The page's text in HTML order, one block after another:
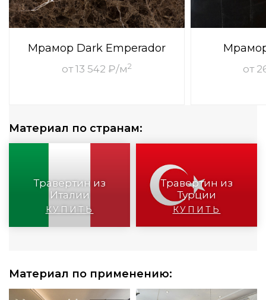
Мрамор Dark Emperador
от 13 542 ₽/м2 от
Материал по странам:
Травертин из
Италии
КУПИТЬ
Травертин из
Турции
КУПИТЬ
Материал по применению: